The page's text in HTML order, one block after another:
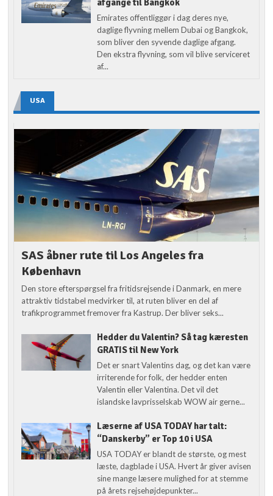
afgange til Bangkok
Emirates offentliggør i dag deres nye,
daglige flyvning mellem Dubai og Bangkok,
som bliver den syvende daglige afgang.
Den ekstra flyvning, som vil blive serviceret
af...
USA
SAS åbner rute til Los Angeles fra
København
Den store efterspørgsel fra fritidsrejsende i Danmark, en mere
attraktiv tidstabel medvirker til, at ruten bliver en del af
trafikprogrammet fremover fra Kastrup. Der bliver seks...
Hedder du Valentin? Så tag kæresten
GRATIS til New York
Det er snart Valentins dag, og det kan være
irriterende for folk, der hedder enten
Valentin eller Valentina. Det vil det
islandske lavprisselskab WOW air gerne...
Læserne af USA TODAY har talt:
“Danskerby” er Top 10 i USA
USA TODAY er blandt de største, og mest
læste, dagblade i USA. Hvert år giver avisen
sine mange læsere mulighed for at stemme
på årets rejsehøjdepunkter...